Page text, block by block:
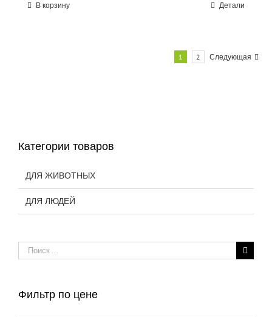
В корзину Детали
1 2 Следующая
Категории товаров
ДЛЯ ЖИВОТНЫХ
ДЛЯ ЛЮДЕЙ
Результат
поиска:
Фильтр по цене